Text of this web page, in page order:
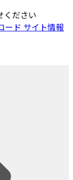
ください
ード サイト情報